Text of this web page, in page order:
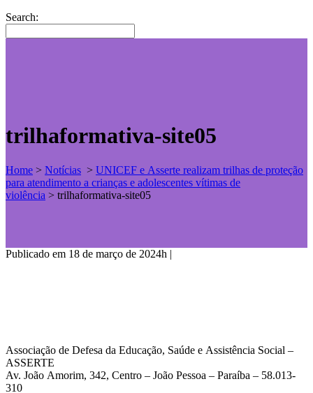
Search:
trilhaformativa-site05
Home > Notícias > UNICEF e Asserte realizam trilhas de proteção
para atendimento a crianças e adolescentes vítimas de
violência > trilhaformativa-site05
Publicado em 18 de março de 2024h |
Associação de Defesa da Educação, Saúde e Assistência Social –
ASSERTE
Av. João Amorim, 342, Centro – João Pessoa – Paraíba – 58.013-
310